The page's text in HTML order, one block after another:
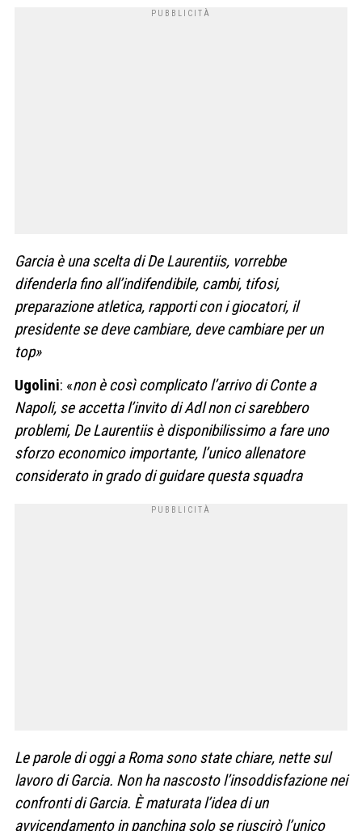
Garcia è una scelta di De Laurentiis, vorrebbe
difenderla fino all’indifendibile, cambi, tifosi,
preparazione atletica, rapporti con i giocatori, il
presidente se deve cambiare, deve cambiare per un
top»
Ugolini: «non è così complicato l’arrivo di Conte a
Napoli, se accetta l’invito di Adl non ci sarebbero
problemi, De Laurentiis è disponibilissimo a fare uno
sforzo economico importante, l’unico allenatore
considerato in grado di guidare questa squadra
Le parole di oggi a Roma sono state chiare, nette sul
lavoro di Garcia. Non ha nascosto l’insoddisfazione nei
confronti di Garcia. È maturata l’idea di un
avvicendamento in panchina solo se riuscirò l’unico